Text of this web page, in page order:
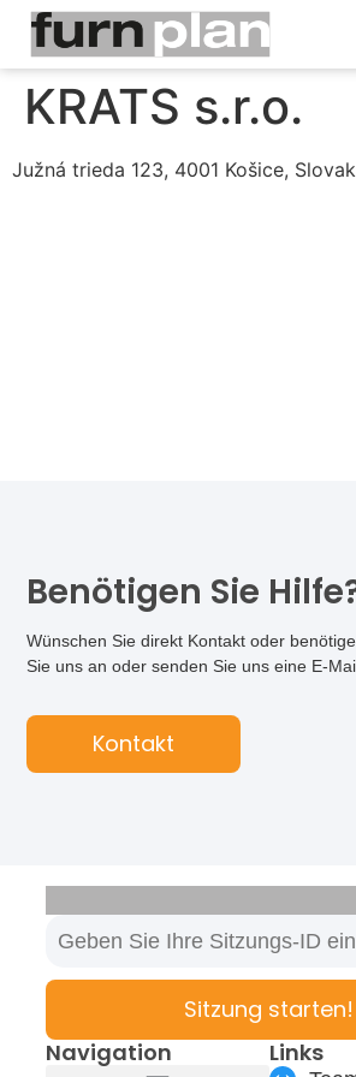
KRATS s.r.o.
Južná trieda 123, 4001 Košice,
Benötigen Sie
Wünschen Sie direkt Kontakt oder
Sie uns an oder senden Sie uns eine E-
Kontakt
Navigation Links
Sitzung starten!